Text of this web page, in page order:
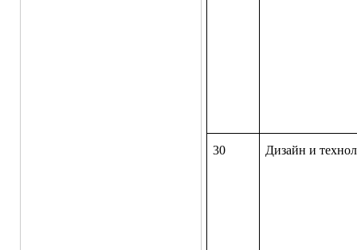
30 Дизайн и